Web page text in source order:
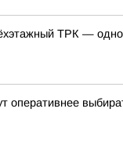
ТРК — одно
оперативнее